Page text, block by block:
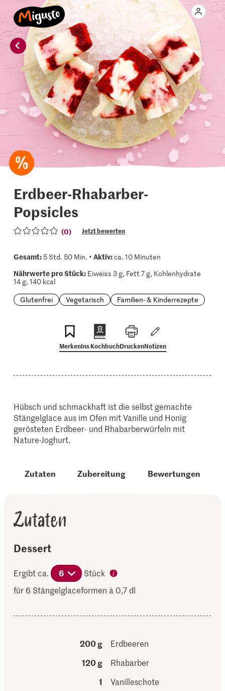
Erdbeer-Rhabarber-
Popsicles
(0) Jetzt bewerten
Gesamt:5 Std. 50 Min. • Aktiv:ca. 10 Minuten
Nährwerte pro Stück:Eiweiss 3 g, Fett 7 g, Kohlenhydrate
14 g, 140 kcal
Glutenfrei
Vegetarisch Familien- & Kinderrezepte
MerkenIns KochbuchDruckenNotizen
Hübsch und schmackhaft ist die selbst gemachte
Stängelglace aus im Ofen mit Vanille und Honig
gerösteten Erdbeer- und Rhabarberwürfeln mit
Nature-Joghurt.
Zutaten Zubereitung Bewertungen
Zutaten
Dessert
Ergibt ca. 6
Stück
für 6 Stängelglaceformen à 0,7 dl
200 g
Erdbeeren
120 g
Rhabarber
1
Vanilleschote